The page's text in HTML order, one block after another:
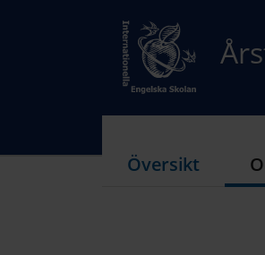
Översikt